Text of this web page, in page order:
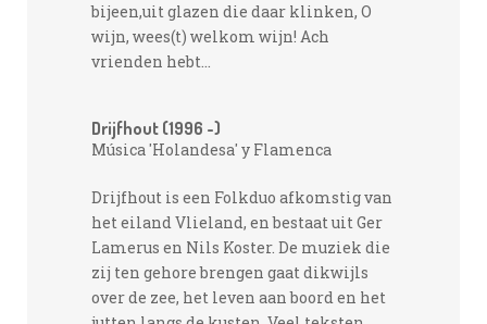
bijeen,uit glazen die daar klinken, O
wijn, wees(t) welkom wijn! Ach
vrienden hebt...
Drijfhout (1996 -)
Música 'Holandesa' y Flamenca
Drijfhout is een Folkduo afkomstig van
het eiland Vlieland, en bestaat uit Ger
Lamerus en Nils Koster. De muziek die
zij ten gehore brengen gaat dikwijls
over de zee, het leven aan boord en het